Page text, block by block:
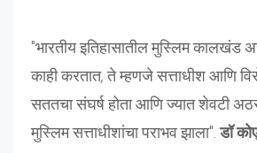
"भारतीय इतिहासातील मुस्लिम कालखंड
काही करतात,ते म्हणजे सत्ताधीश आणि
सततचा संघर्ष होता आणि ज्यात शेवटी
मुस्लिम सत्ताधीशांचा पराभव झाला".डॉ